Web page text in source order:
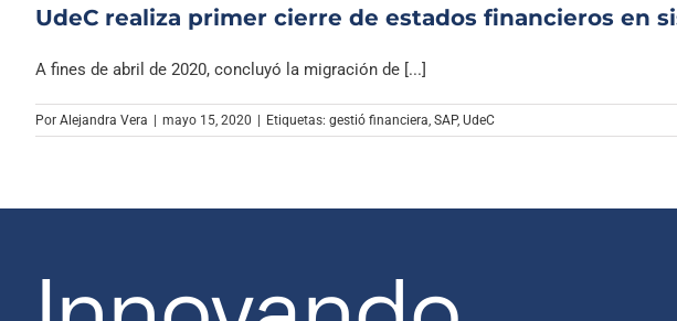
UdeC realiza primer cierre de estados financieros en
A fines de abril de 2020, concluyó la migración de [...]
Por Alejandra Vera mayo 15, 2020 Etiquetas: gestió financiera, SAP, UdeC